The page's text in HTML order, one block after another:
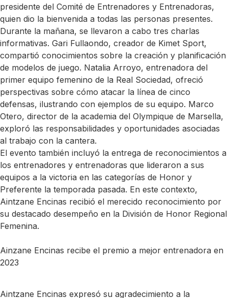
presidente del Comité de Entrenadores y Entrenadoras,
quien dio la bienvenida a todas las personas presentes.
Durante la mañana, se llevaron a cabo tres charlas
informativas. Gari Fullaondo, creador de Kimet Sport,
compartió conocimientos sobre la creación y planificación
de modelos de juego. Natalia Arroyo, entrenadora del
primer equipo femenino de la Real Sociedad, ofreció
perspectivas sobre cómo atacar la línea de cinco
defensas, ilustrando con ejemplos de su equipo. Marco
Otero, director de la academia del Olympique de Marsella,
exploró las responsabilidades y oportunidades asociadas
al trabajo con la cantera.
El evento también incluyó la entrega de reconocimientos a
los entrenadores y entrenadoras que lideraron a sus
equipos a la victoria en las categorías de Honor y
Preferente la temporada pasada. En este contexto,
Aintzane Encinas recibió el merecido reconocimiento por
su destacado desempeño en la División de Honor Regional
Femenina.
Ainzane Encinas recibe el premio a mejor entrenadora en
2023
Aintzane Encinas expresó su agradecimiento a la